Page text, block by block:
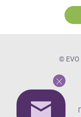
©